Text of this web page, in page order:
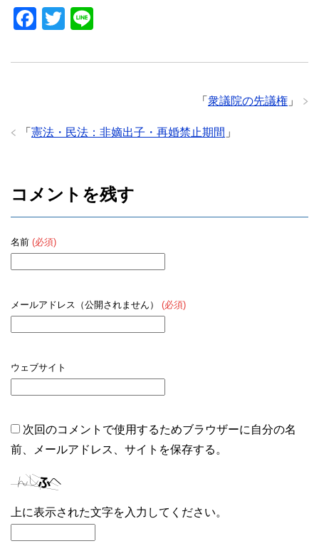
F
c
o
T
tt
e
「 衆議院の先議権 」
「 憲法・民法：非嫡出子・再婚禁止期間 」
コメントを残す
名前 (必須)
メールアドレス（公開されません） (必須)
ウェブサイト
次回のコメントで使用するためブラウザーに自分の名
前、メールアドレス、サイトを保存する。
上に表示された文字を入力してください。